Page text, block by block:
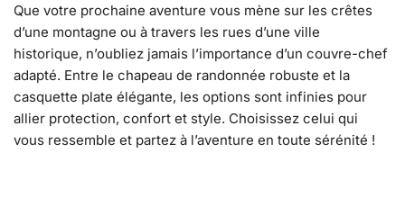
Que votre prochaine aventure vous mène sur les crêtes
d’une montagne ou à travers les rues d’une ville
historique, n’oubliez jamais l’importance d’un couvre-chef
adapté. Entre le chapeau de randonnée robuste et la
casquette plate élégante, les options sont infinies pour
allier protection, confort et style. Choisissez celui qui
vous ressemble et partez à l’aventure en toute sérénité !